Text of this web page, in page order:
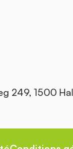
249, 1500